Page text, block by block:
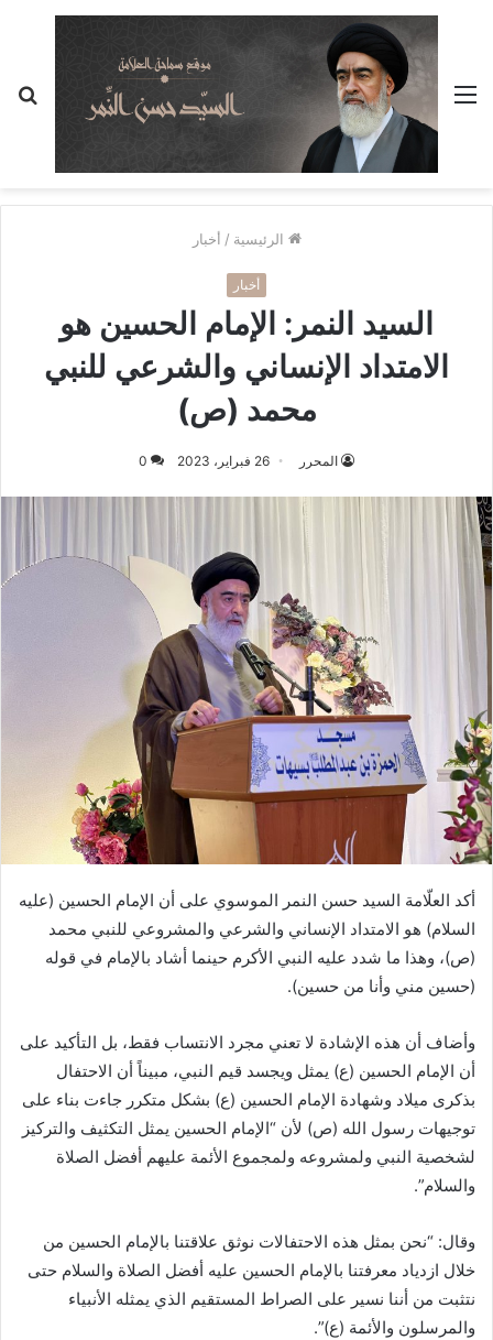
القائمة
الرئيسية / أخبار
أخبار
السيد النمر: الإمام الحسين هو
الامتداد الإنساني والشرعي للنبي
محمد (ص)
المحرر 26 فبراير، 2023 0
أكد العلّامة السيد حسن النمر الموسوي على أن الإمام الحسين (عليه
السلام) هو الامتداد الإنساني والشرعي والمشروعي للنبي محمد
(ص)، وهذا ما شدد عليه النبي الأكرم حينما أشاد بالإمام في قوله
(حسين مني وأنا من حسين).
وأضاف أن هذه الإشادة لا تعني مجرد الانتساب فقط، بل التأكيد على
أن الإمام الحسين (ع) يمثل ويجسد قيم النبي، مبيناً أن الاحتفال
بذكرى ميلاد وشهادة الإمام الحسين (ع) بشكل متكرر جاءت بناء على
توجيهات رسول الله (ص) لأن “الإمام الحسين يمثل التكثيف والتركيز
لشخصية النبي ولمشروعه ولمجموع الأئمة عليهم أفضل الصلاة
والسلام”.
وقال: “نحن بمثل هذه الاحتفالات نوثق علاقتنا بالإمام الحسين من
خلال ازدياد معرفتنا بالإمام الحسين عليه أفضل الصلاة والسلام حتى
نتثبت من أننا نسير على الصراط المستقيم الذي يمثله الأنبياء
والمرسلون والأئمة (ع)”.